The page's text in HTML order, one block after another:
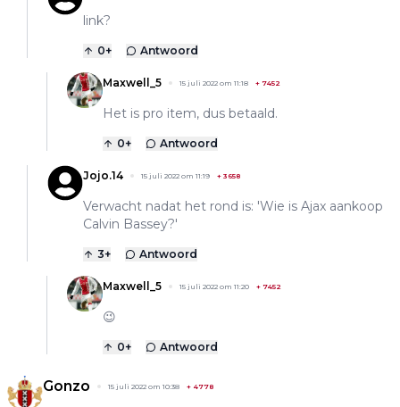
link?
0+ Antwoord
Maxwell_5 15 juli 2022 om 11:18 + 7452
Het is pro item, dus betaald.
0+ Antwoord
Jojo.14 15 juli 2022 om 11:19 + 3658
Verwacht nadat het rond is: 'Wie is Ajax aankoop
Calvin Bassey?'
3+ Antwoord
Maxwell_5 15 juli 2022 om 11:20 + 7452
😉
0+ Antwoord
Gonzo 15 juli 2022 om 10:38 + 4778